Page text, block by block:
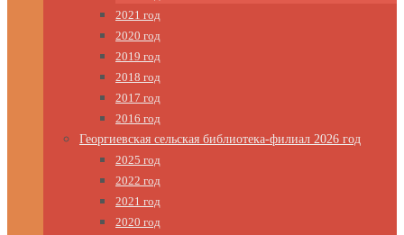
2021 год
2020 год
2019 год
2018 год
2017 год
2016 год
Георгиевская сельская библиотека-филиал 2026 год
2025 год
2022 год
2021 год
2020 год